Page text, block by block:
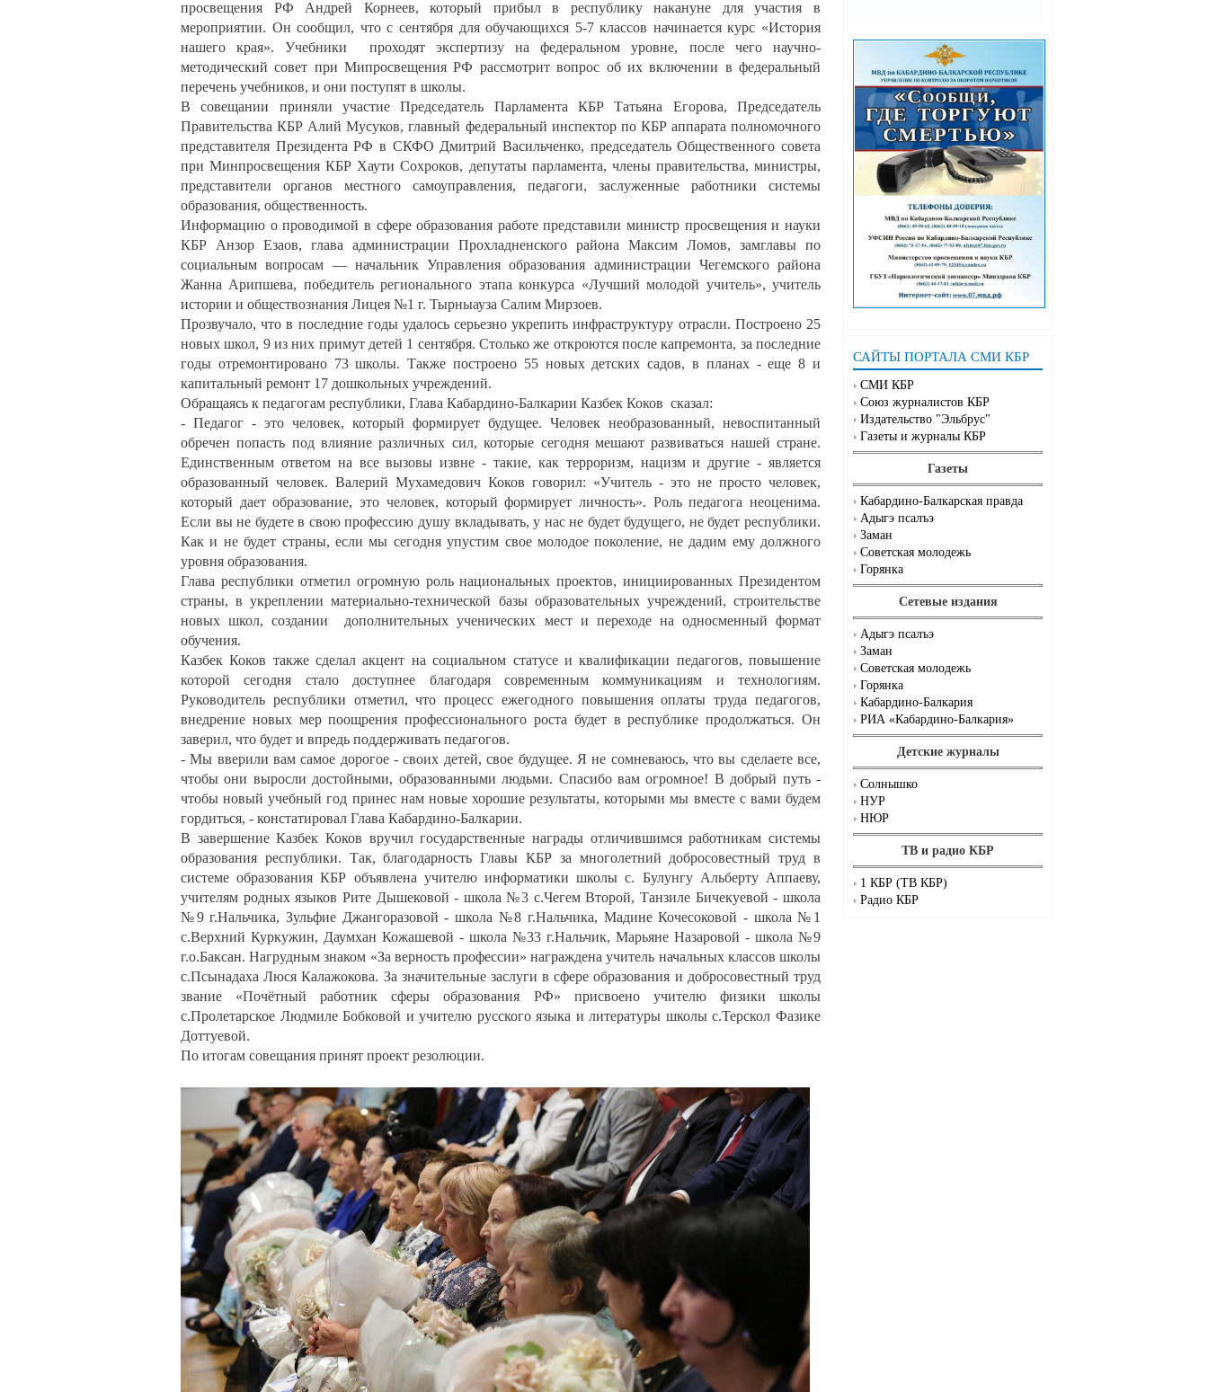
САЙТЫ ПОРТАЛА СМИ КБР
СМИ КБР
Союз журналистов КБР
Издательство "Эльбрус"
Газеты и журналы КБР
Газеты
Кабардино-Балкарская правда
Адыгэ псалъэ
Заман
Советская молодежь
Горянка
Сетевые издания
Адыгэ псалъэ
Заман
Советская молодежь
Горянка
Кабардино-Балкария
РИА «Кабардино-Балкария»
Детские журналы
Солнышко
НУР
НЮР
ТВ и радио КБР
1 КБР (ТВ КБР)
Радио КБР
просвещения РФ Андрей Корнеев, который прибыл в республику накануне для участия в
мероприятии. Он сообщил, что с сентября для обучающихся 5-7 классов начинается курс «История
нашего края». Учебники проходят экспертизу на федеральном уровне, после чего научно-
методический совет при Мипросвещения РФ рассмотрит вопрос об их включении в федеральный
перечень учебников, и они поступят в школы.
В совещании приняли участие Председатель Парламента КБР Татьяна Егорова, Председатель
Правительства КБР Алий Мусуков, главный федеральный инспектор по КБР аппарата полномочного
представителя Президента РФ в СКФО Дмитрий Васильченко, председатель Общественного совета
при Минпросвещения КБР Хаути Сохроков, депутаты парламента, члены правительства, министры,
представители органов местного самоуправления, педагоги, заслуженные работники системы
образования, общественность.
Информацию о проводимой в сфере образования работе представили министр просвещения и науки
КБР Анзор Езаов, глава администрации Прохладненского района Максим Ломов, замглавы по
социальным вопросам — начальник Управления образования администрации Чегемского района
Жанна Арипшева, победитель регионального этапа конкурса «Лучший молодой учитель», учитель
истории и обществознания Лицея №1 г. Тырныауза Салим Мирзоев.
Прозвучало, что в последние годы удалось серьезно укрепить инфраструктуру отрасли. Построено 25
новых школ, 9 из них примут детей 1 сентября. Столько же откроются после капремонта, за последние
годы отремонтировано 73 школы. Также построено 55 новых детских садов, в планах - еще 8 и
капитальный ремонт 17 дошкольных учреждений.
Обращаясь к педагогам республики, Глава Кабардино-Балкарии Казбек Коков сказал:
- Педагог - это человек, который формирует будущее. Человек необразованный, невоспитанный
обречен попасть под влияние различных сил, которые сегодня мешают развиваться нашей стране.
Единственным ответом на все вызовы извне - такие, как терроризм, нацизм и другие - является
образованный человек. Валерий Мухамедович Коков говорил: «Учитель - это не просто человек,
который дает образование, это человек, который формирует личность». Роль педагога неоценима.
Если вы не будете в свою профессию душу вкладывать, у нас не будет будущего, не будет республики.
Как и не будет страны, если мы сегодня упустим свое молодое поколение, не дадим ему должного
уровня образования.
Глава республики отметил огромную роль национальных проектов, инициированных Президентом
страны, в укреплении материально-технической базы образовательных учреждений, строительстве
новых школ, создании дополнительных ученических мест и переходе на односменный формат
обучения.
Казбек Коков также сделал акцент на социальном статусе и квалификации педагогов, повышение
которой сегодня стало доступнее благодаря современным коммуникациям и технологиям.
Руководитель республики отметил, что процесс ежегодного повышения оплаты труда педагогов,
внедрение новых мер поощрения профессионального роста будет в республике продолжаться. Он
заверил, что будет и впредь поддерживать педагогов.
- Мы вверили вам самое дорогое - своих детей, свое будущее. Я не сомневаюсь, что вы сделаете все,
чтобы они выросли достойными, образованными людьми. Спасибо вам огромное! В добрый путь -
чтобы новый учебный год принес нам новые хорошие результаты, которыми мы вместе с вами будем
гордиться, - констатировал Глава Кабардино-Балкарии.
В завершение Казбек Коков вручил государственные награды отличившимся работникам системы
образования республики. Так, благодарность Главы КБР за многолетний добросовестный труд в
системе образования КБР объявлена учителю информатики школы с. Булунгу Альберту Аппаеву,
учителям родных языков Рите Дышековой - школа №3 с.Чегем Второй, Танзиле Бичекуевой - школа
№9 г.Нальчика, Зульфие Джангоразовой - школа №8 г.Нальчика, Мадине Кочесоковой - школа №1
с.Верхний Куркужин, Даумхан Кожашевой - школа №33 г.Нальчик, Марьяне Назаровой - школа №9
г.о.Баксан. Нагрудным знаком «За верность профессии» награждена учитель начальных классов школы
с.Псынадаха Люся Калажокова. За значительные заслуги в сфере образования и добросовестный труд
звание «Почётный работник сферы образования РФ» присвоено учителю физики школы
с.Пролетарское Людмиле Бобковой и учителю русского языка и литературы школы с.Терскол Фазике
Доттуевой.
По итогам совещания принят проект резолюции.